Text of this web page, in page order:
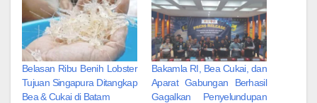
Belasan Ribu Benih Lobster
Tujuan Singapura Ditangkap
Bea & Cukai di Batam
Bakamla RI, Bea Cukai, dan
Aparat Gabungan Berhasil
Gagalkan Penyelundupan